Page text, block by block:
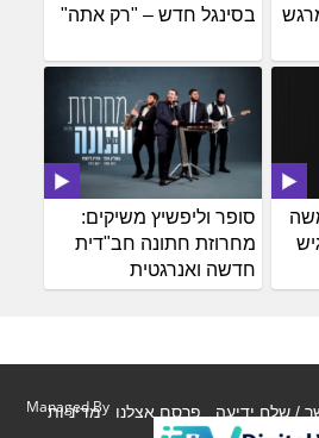
בסינגל חדש – "רק אתה"
סופר וליפשיץ משיקים:
מחרוזת חתונה חב"דית
חדשה ואנרגטית
/ שלח ידיעה פרסם אצלנו מדיניות
Managed By